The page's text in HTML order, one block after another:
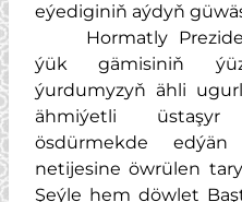
eýediginiň aýdyň
Hormatly
ýük gämisiniň
ýurdumyzyň ähli
ähmiýetli
ösdürmekde edýän
netijesine öwrülen
Şeýle hem döwlet